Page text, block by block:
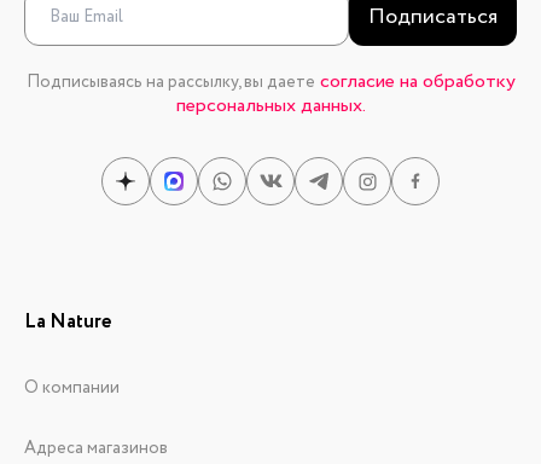
Подписаться
Подписываясь на рассылку, вы даете согласие на обработку
персональных данных.
La Nature
О компании
Адреса магазинов